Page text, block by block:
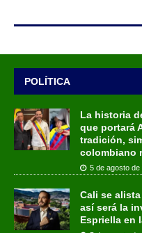
POLÍTICA
La historia
que portará
tradición,
colombiano
5 de agosto de
Cali se
así será la
Espriella en